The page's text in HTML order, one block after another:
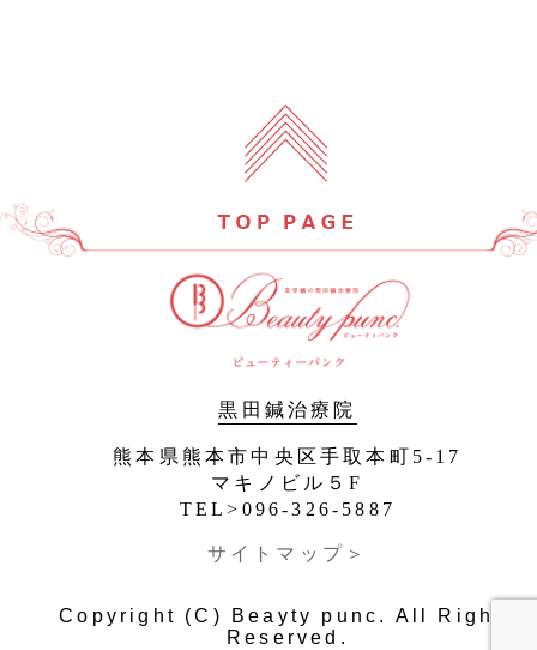
黒田鍼治療院
熊本県熊本市中央区手取本町5-17
マキノビル５F
TEL>096-326-5887
サイトマップ＞
Copyright (C) Beayty punc. All Rights
Reserved.